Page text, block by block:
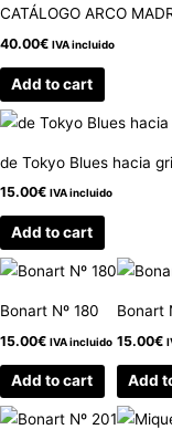
CATÁLOGO ARCO
40.00€ IVA incluido
Add to cart
de Tokyo Blues hacia
15.00€ IVA incluido
Add to cart
Bonart Nº 180
15.00€ IVA incluido
Add to cart
Bonart
15.00€
Add